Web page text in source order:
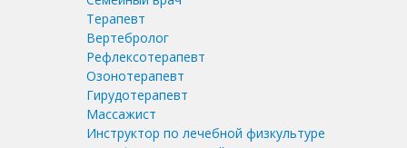
Терапевт
Вертебролог
Рефлексотерапевт
Озонотерапевт
Гирудотерапевт
Массажист
Инструктор по лечебной физкультуре